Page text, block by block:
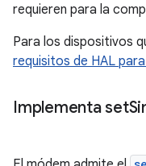
requieren para la
Para los dispositivos
requisitos de HAL para
Implementa set